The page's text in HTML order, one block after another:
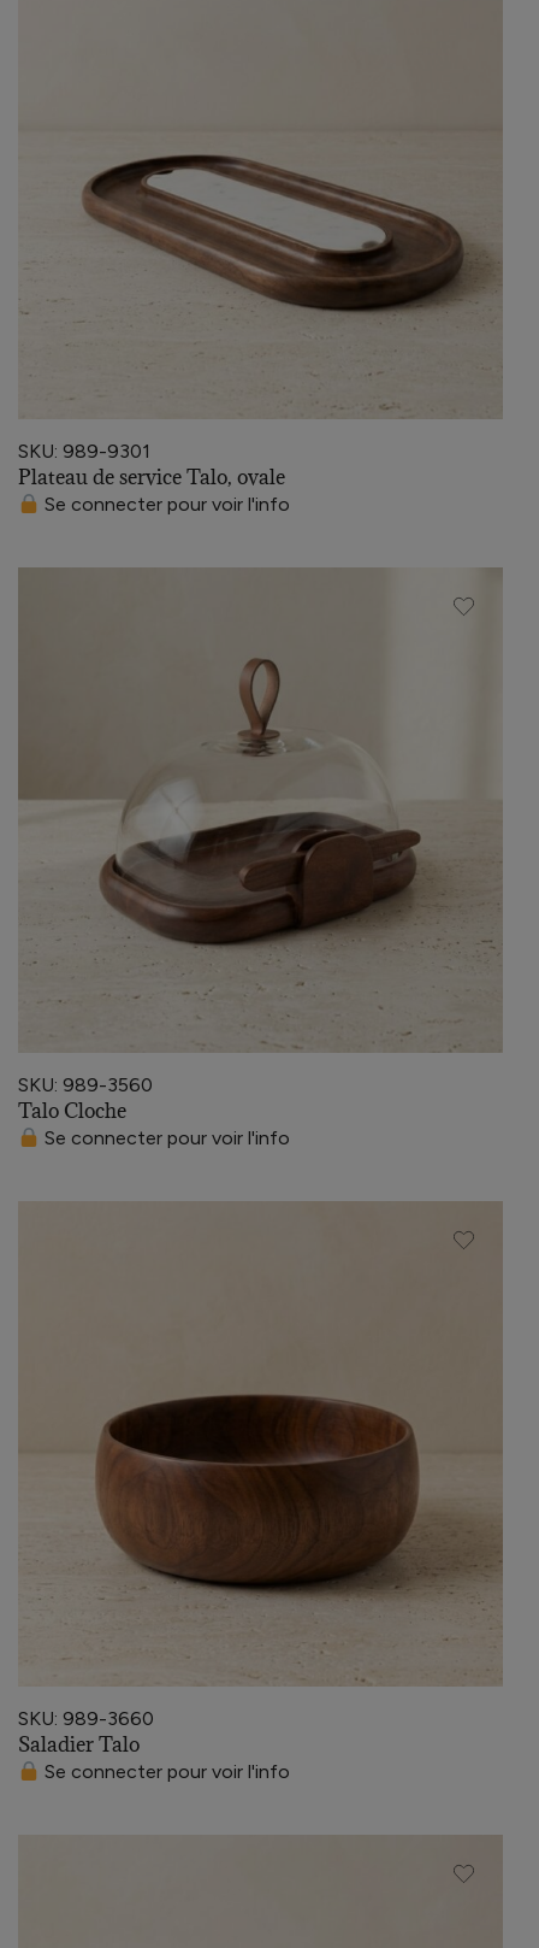
SKU: 989-9301
Plateau de service Talo, ovale
Se connecter pour voir l'info
SKU: 989-3560
Talo Cloche
Se connecter pour voir l'info
SKU: 989-3660
Saladier Talo
Se connecter pour voir l'info